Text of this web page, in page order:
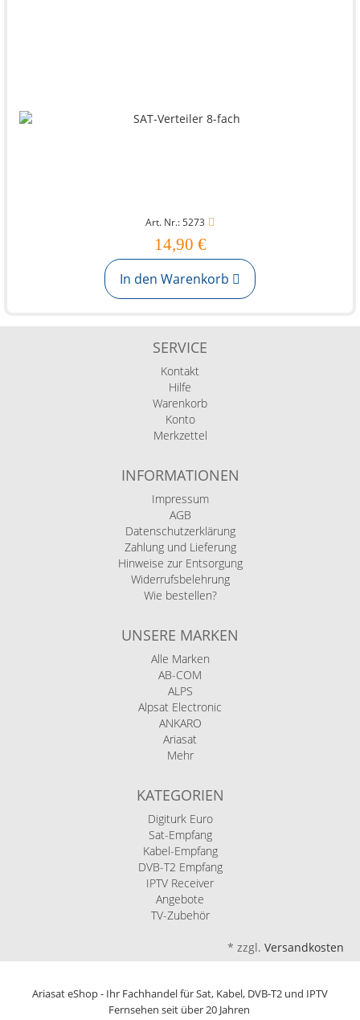
Art. Nr.: 5273
14,90 €
In den Warenkorb
SERVICE
Kontakt
Hilfe
Warenkorb
Konto
Merkzettel
INFORMATIONEN
Impressum
AGB
Datenschutzerklärung
Zahlung und Lieferung
Hinweise zur Entsorgung
Widerrufsbelehrung
Wie bestellen?
UNSERE MARKEN
Alle Marken
AB-COM
ALPS
Alpsat Electronic
ANKARO
Ariasat
Mehr
KATEGORIEN
Digiturk Euro
Sat-Empfang
Kabel-Empfang
DVB-T2 Empfang
IPTV Receiver
Angebote
TV-Zubehör
* zzgl. Versandkosten
Ariasat eShop - Ihr Fachhandel für Sat, Kabel, DVB-T2 und IPTV
Fernsehen seit über 20 Jahren